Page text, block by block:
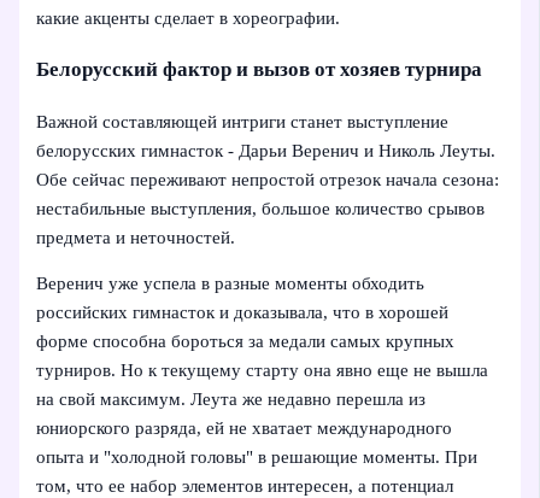
какие акценты сделает в хореографии.
Белорусский фактор и вызов от хозяев турнира
Важной составляющей интриги станет выступление
белорусских гимнасток - Дарьи Веренич и Николь Леуты.
Обе сейчас переживают непростой отрезок начала сезона:
нестабильные выступления, большое количество срывов
предмета и неточностей.
Веренич уже успела в разные моменты обходить
российских гимнасток и доказывала, что в хорошей
форме способна бороться за медали самых крупных
турниров. Но к текущему старту она явно еще не вышла
на свой максимум. Леута же недавно перешла из
юниорского разряда, ей не хватает международного
опыта и "холодной головы" в решающие моменты. При
том, что ее набор элементов интересен, а потенциал